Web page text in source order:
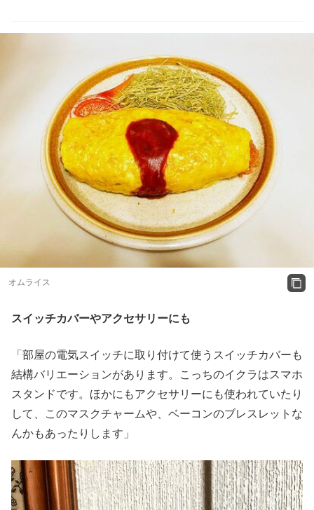
オムライス
スイッチカバーやアクセサリーにも
「部屋の電気スイッチに取り付けて使うスイッチカバーも
結構バリエーションがあります。こっちのイクラはスマホ
スタンドです。ほかにもアクセサリーにも使われていたり
して、このマスクチャームや、ベーコンのブレスレットな
んかもあったりします」